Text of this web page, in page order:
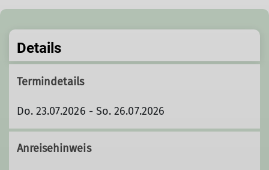
Details
Termindetails
Do. 23.07.2026 - So. 26.07.2026
Anreisehinweis